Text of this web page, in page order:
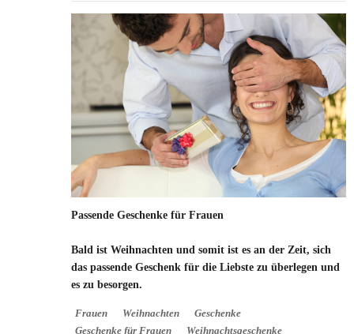
Passende Geschenke für Frauen
Bald ist Weihnachten und somit ist es an der Zeit, sich
das passende Geschenk für die Liebste zu überlegen und
es zu besorgen.
Frauen Weihnachten
Geschenke
Geschenke für Frauen
Weihnachtsgeschenke